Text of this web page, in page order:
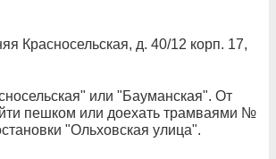
Красносельская, д. 40/12 корп. 17,
или "Бауманская". От
пешком или доехать трамваями №
"Ольховская улица".